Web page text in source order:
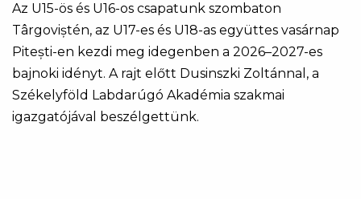
Az U15-ös és U16-os csapatunk szombaton
Târgoviștén, az U17-es és U18-as együttes vasárnap
Pitești-en kezdi meg idegenben a 2026–2027-es
bajnoki idényt. A rajt előtt Dusinszki Zoltánnal, a
Székelyföld Labdarúgó Akadémia szakmai
igazgatójával beszélgettünk.